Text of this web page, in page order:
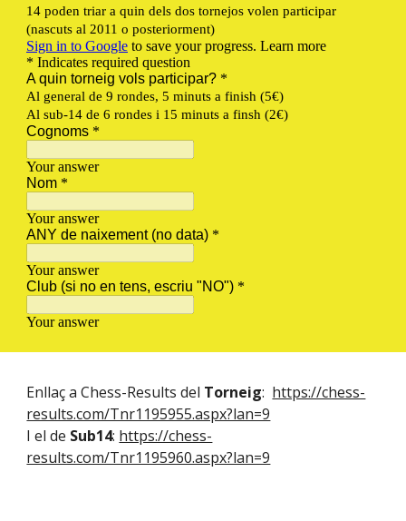
Enllaç a Chess-Results del Torneig: https://chess-
results.com/Tnr1195955.aspx?lan=9
I el de Sub14: https://chess-
results.com/Tnr1195960.aspx?lan=9